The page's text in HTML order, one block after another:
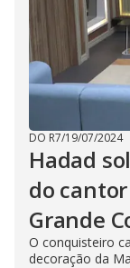
DO R7/19/07/2024
Hadad
do
Grande
O conquisteiro
decoração da